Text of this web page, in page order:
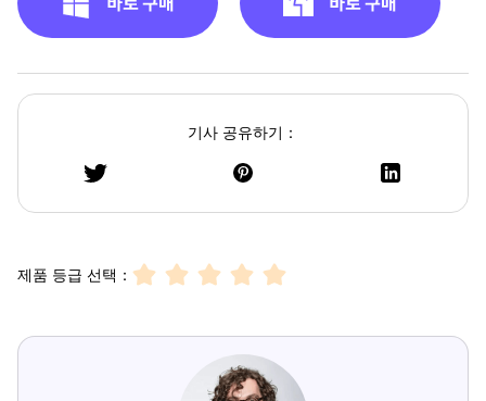
기사 공유하기：
제품 등급 선택：